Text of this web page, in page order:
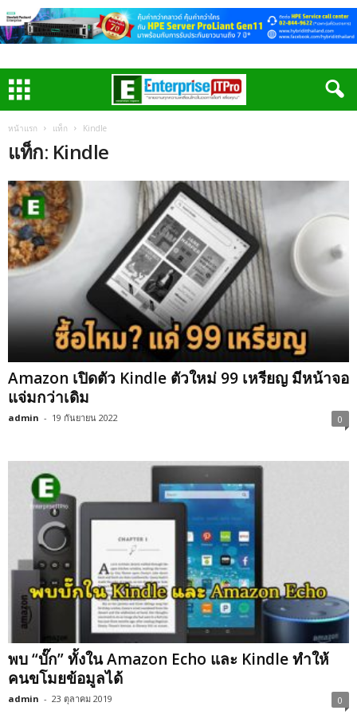
หน้าแรก แท็ก Kindle
แท็ก: Kindle
Amazon เปิดตัว Kindle ตัวใหม่ 99 เหรียญ มีหน้าจอ
แจ่มกว่าเดิม
admin - 19 กันยายน 2022 0
พบ “บั๊ก” ทั้งใน Amazon Echo และ Kindle ทำให้
คนขโมยข้อมูลได้
admin - 23 ตุลาคม 2019 0